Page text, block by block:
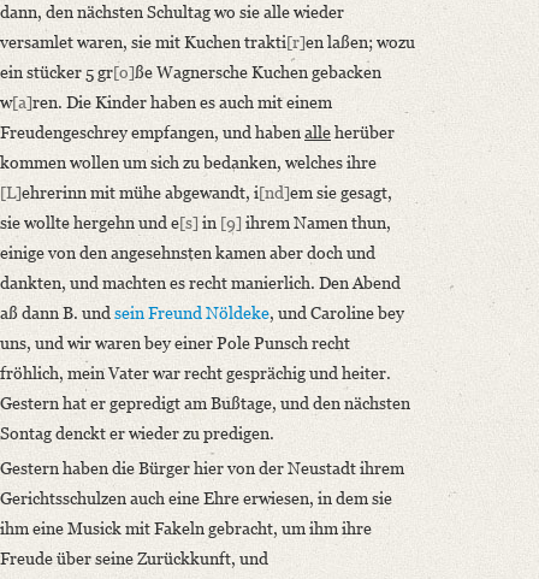
dann, den nächsten Schultag wo sie alle wieder
versamlet waren, sie mit Kuchen trakti[r]en laßen; wozu
ein stücker 5 gr[o]ße Wagnersche Kuchen gebacken
w[a]ren. Die Kinder haben es auch mit einem
Freudengeschrey empfangen, und habenalleherüber
kommen wollen um sich zu bedanken, welches ihre
[L]ehrerinn mit mühe abgewandt, i[nd]em sie gesagt,
sie wollte hergehn und e[s]in [9]ihrem Namen thun,
einige von den angesehnsten kamen aber doch und
dankten, und machten es recht manierlich. Den Abend
aß dann B. und sein Freund Nöldeke, und Caroline bey
uns, und wir waren bey einer Pole Punsch recht
fröhlich, mein Vater war recht gesprächig und heiter.
Gestern hat er gepredigt am Bußtage, und den nächsten
Sontag denckt er wieder zu predigen.
Gestern haben die Bürger hier von der Neustadt ihrem
Gerichtsschulzen auch eine Ehre erwiesen, in dem sie
ihm eine Musick mit Fakeln gebracht, um ihm ihre
Freude über seine Zurückkunft, und